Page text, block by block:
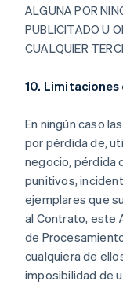
ALGUNA POR
PUBLICITADO U
CUALQUIER
10.
En ningún caso
por pérdida de,
negocio, pérdida
punitivos,
ejemplares que
al Contrato, este
de
cualquiera de
imposibilidad de